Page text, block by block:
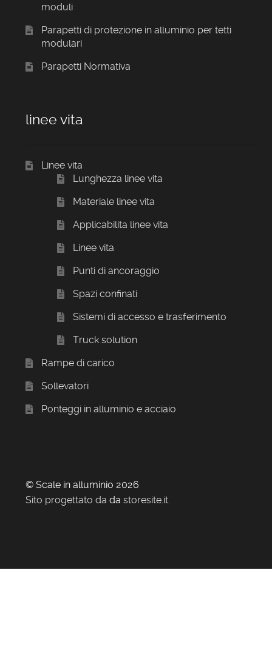
moduli
Parapetti di protezione in alluminio per tetti
modulari
Parapetti Normativa
linee vita
Linee vita
Lunghezza linee vita
Materiale linee vita
Applicabilita linee vita
Linee vita
Punti di ancoraggio
Spazi confinati
Sistemi di accesso e trasferimento
Truck solution
Rampe di carico
Sollevatori
Ponteggi in alluminio e acciaio
© Scale in alluminio 2026
Sito progettato da da storesite.it.